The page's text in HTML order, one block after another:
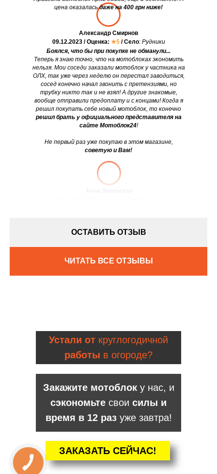
Боялся, что бы при покупке не обманули...
Теперь я знаю точно, что на мотоблоках экономить
нельзя. Мои соседи заказали мотоблок у частника на
ОЛХ, так уже через неделю он перестал заводиться,
сосед конечно начал звонить с претензиями, но
трубку никто так и не взял! А другие знакомые,
вообще отправили предоплату и с концами! Когда я
решил покупать себе новый мотоблок, то конечно
решил брать у официального представителя на
сайте Мотоблок24!
Не первый раз уже покупаю в этом магазине,
советую и Вам!
Александр Смирнов
09.12.2023 / Оценка: ★5 / Село: Рудники
цена оказаласьдаже на 400 грн ниже!
Анна Зеленская
ОСТАВИТЬ ОТЗЫВ
ЧИТАТЬ ВСЕ ОТЗЫВЫ
ЗАКАЗАТЬ СЕЙЧАС!
Закажите мотоблоку нас, и
сэкономьте свои силы и
время в 12 разуже завтра!
Устали от круглогодичной
работы в огороде?
КНОПКА
ЗВ'ЯЗКУ